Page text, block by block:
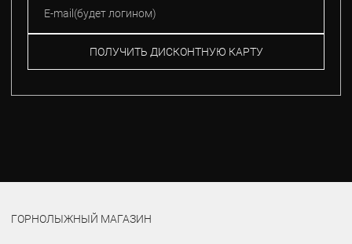
ПОЛУЧИТЬ ДИСКОНТНУЮ КАРТУ
ГОРНОЛЫЖНЫЙ МАГАЗИН